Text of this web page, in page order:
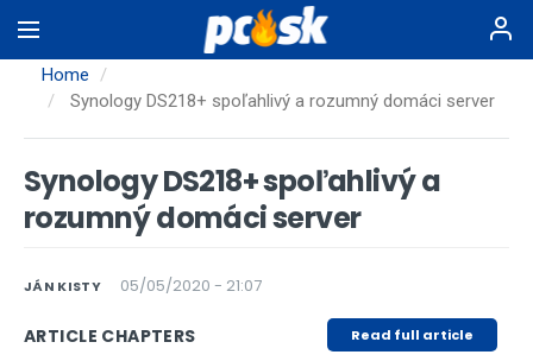
main
content
Home
Synology DS218+ spoľahlivý a rozumný domáci server
Synology DS218+ spoľahlivý a
rozumný domáci server
JÁN KISTY 05/05/2020 - 21:07
ARTICLE CHAPTERS Read full article